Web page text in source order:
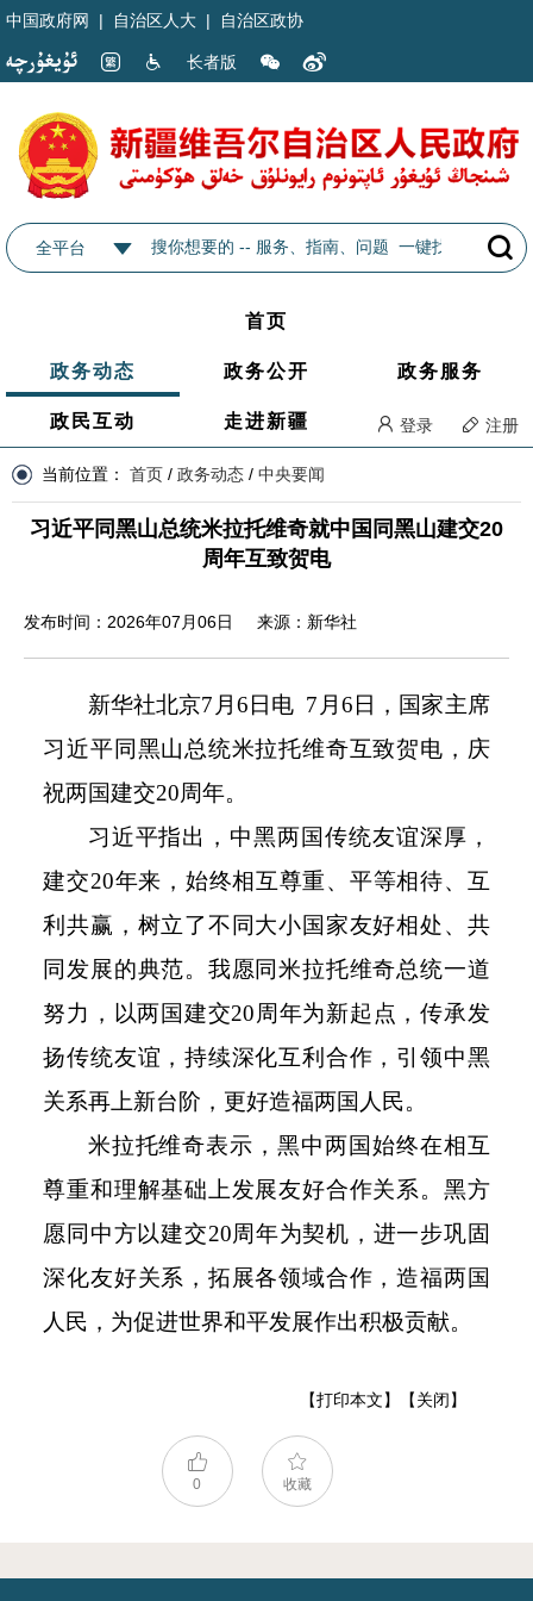
中国政府网 | 自治区人大 | 自治区政协
长者版
全平台
首页
政务动态 政务公开 政务服务
政民互动 走进新疆 登录 注册
当前位置： 首页 / 政务动态 / 中央要闻
习近平同黑山总统米拉托维奇就中国同黑山建交20
周年互致贺电
发布时间：2026年07月06日 来源：新华社
新华社北京7 月6日电 7 月6日，国家主席
习近平同黑山总统米拉托维奇互致贺电，庆
祝两国建交20周年。
习近平指出，中黑两国传统友谊深厚，
建交20年来，始终相互尊重、平等相待、互
利共赢，树立了不同大小国家友好相处、共
同发展的典范。我愿同米拉托维奇总统一道
努力，以两国建交20周年为新起点，传承发
扬传统友谊，持续深化互利合作，引领中黑
关系再上新台阶，更好造福两国人民。
米拉托维奇表示，黑中两国始终在相互
尊重和理解基础上发展友好合作关系。黑方
愿同中方以建交20周年为契机，进一步巩固
深化友好关系，拓展各领域合作，造福两国
人民，为促进世界和平发展作出积极贡献。
【打印本文】 【关闭】
0 收藏